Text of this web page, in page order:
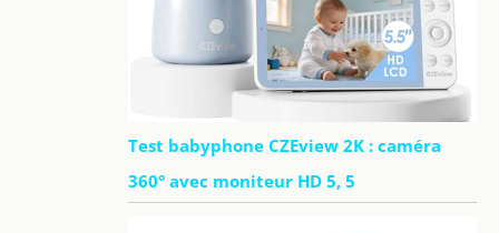
Test babyphone CZEview 2K : caméra
360° avec moniteur HD 5, 5